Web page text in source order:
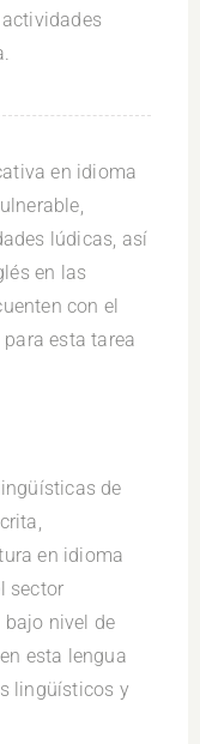
en idioma
lúdicas, así
en las
con el
esta tarea
de
en idioma
sector
nivel de
esta lengua
lingüísticos y